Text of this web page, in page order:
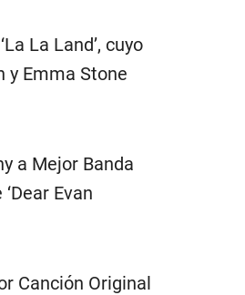
La Land’, cuyo
y Emma Stone
a Mejor Banda
Evan
Canción Original